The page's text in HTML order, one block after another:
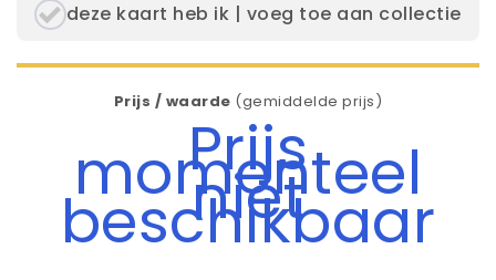
deze kaart heb ik | voeg toe aan collectie
Prijs / waarde (gemiddelde prijs)
Prijs
momenteel
niet
beschikbaar